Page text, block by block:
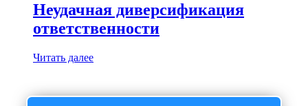
Неудачная диверсификация
ответственности
Читать далее